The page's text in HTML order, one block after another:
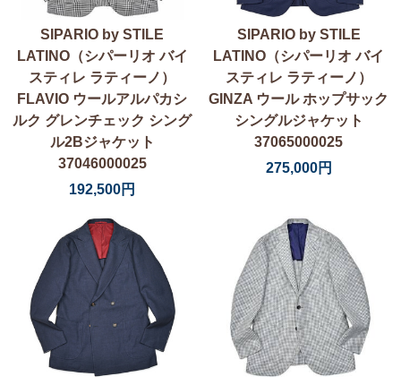
SIPARIO by STILE
LATINO（シパーリオ バイ
スティレ ラティーノ）
FLAVIO ウールアルパカシ
ルク グレンチェック シング
ル2Bジャケット
37046000025
192,500円
SIPARIO by STILE
LATINO（シパーリオ バイ
スティレ ラティーノ）
GINZA ウール ホップサック
シングルジャケット
37065000025
275,000円